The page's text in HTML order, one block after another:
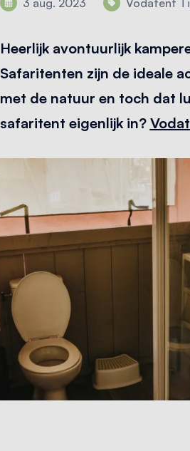
3 aug. 2023 Vodatent
Heerlijk avontuurlijk
Safaritenten zijn de ideale
met de natuur en toch dat
safaritent eigenlijk in?